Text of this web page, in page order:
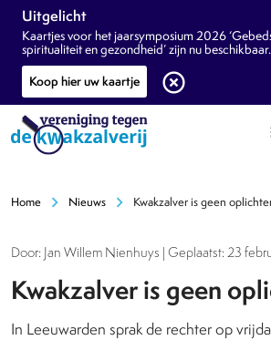
Uitgelicht
Kaartjes voor het jaarsymposium 2026
spiritualiteit en gezondheid’ zijn nu beschikbaar.
Koop hier uw kaartje
highlight_off
Home chevron_right Nieuws chevron_right Kwakzalver is geen
Door: Jan Willem Nienhuys | Geplaatst: 23
Kwakzalver is geen
In Leeuwarden sprak de rechter op